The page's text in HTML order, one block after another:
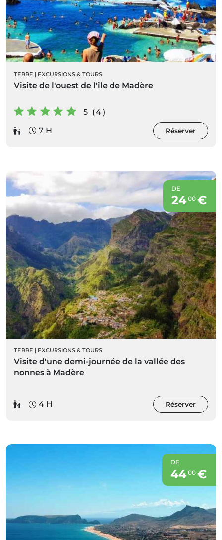
TERRE | EXCURSIONS & TOURS
Visite de l'ouest de l'île de Madère
5 (4)
7 H
Réserver
DE
2400€
TERRE | EXCURSIONS & TOURS
Visite d'une demi-journée de la vallée des
nonnes à Madère
4 H Réserver
DE
4400€